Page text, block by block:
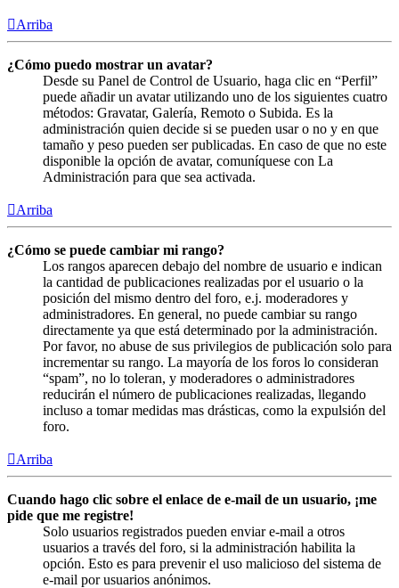
Arriba
¿Cómo puedo mostrar un avatar?
Desde su Panel de Control de Usuario, haga clic en “Perfil”
puede añadir un avatar utilizando uno de los siguientes cuatro
métodos: Gravatar, Galería, Remoto o Subida. Es la
administración quien decide si se pueden usar o no y en que
tamaño y peso pueden ser publicadas. En caso de que no este
disponible la opción de avatar, comuníquese con La
Administración para que sea activada.
Arriba
¿Cómo se puede cambiar mi rango?
Los rangos aparecen debajo del nombre de usuario e indican
la cantidad de publicaciones realizadas por el usuario o la
posición del mismo dentro del foro, e.j. moderadores y
administradores. En general, no puede cambiar su rango
directamente ya que está determinado por la administración.
Por favor, no abuse de sus privilegios de publicación solo para
incrementar su rango. La mayoría de los foros lo consideran
“spam”, no lo toleran, y moderadores o administradores
reducirán el número de publicaciones realizadas, llegando
incluso a tomar medidas mas drásticas, como la expulsión del
foro.
Arriba
Cuando hago clic sobre el enlace de e-mail de un usuario, ¡me
pide que me registre!
Solo usuarios registrados pueden enviar e-mail a otros
usuarios a través del foro, si la administración habilita la
opción. Esto es para prevenir el uso malicioso del sistema de
e-mail por usuarios anónimos.